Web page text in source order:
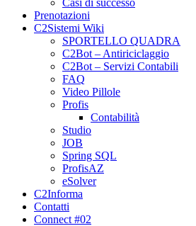
Casi di successo
Prenotazioni
C2Sistemi Wiki
SPORTELLO QUADRA
C2Bot – Antiriciclaggio
C2Bot – Servizi Contabili
FAQ
Video Pillole
Profis
Contabilità
Studio
JOB
Spring SQL
ProfisAZ
eSolver
C2Informa
Contatti
Connect #02